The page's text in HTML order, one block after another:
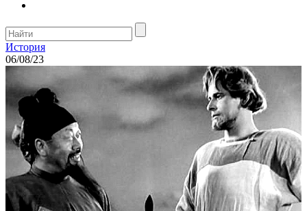
История
06/08/23